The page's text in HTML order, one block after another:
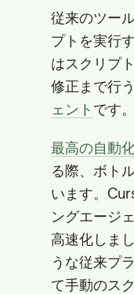
従来のツー
プトを実行
はスクリプ
修正まで行
ェント です。
最高の自動
る際、ボト
います。
ングエージ
高速化しま
うな従来プ
て手動のス